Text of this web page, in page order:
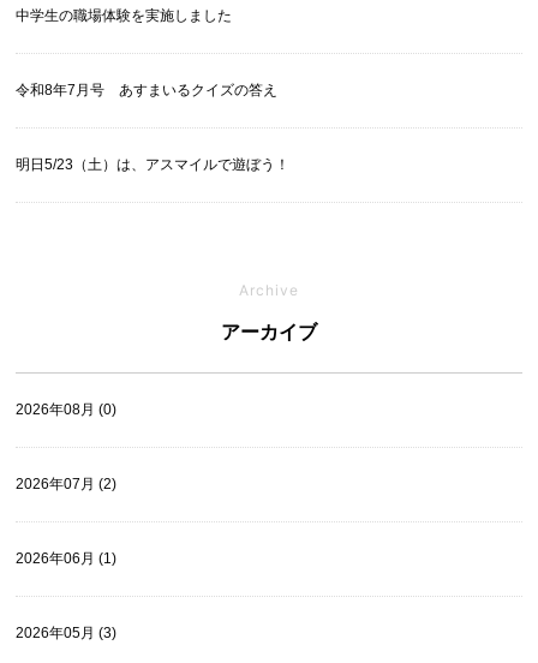
中学生の職場体験を実施しました
令和8年7月号 あすまいるクイズの答え
明日5/23（土）は、アスマイルで遊ぼう！
Archive
アーカイブ
2026年08月 (0)
2026年07月 (2)
2026年06月 (1)
2026年05月 (3)